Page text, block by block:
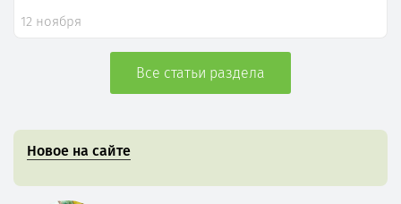
12 ноября
Все статьи раздела
Новое на сайте